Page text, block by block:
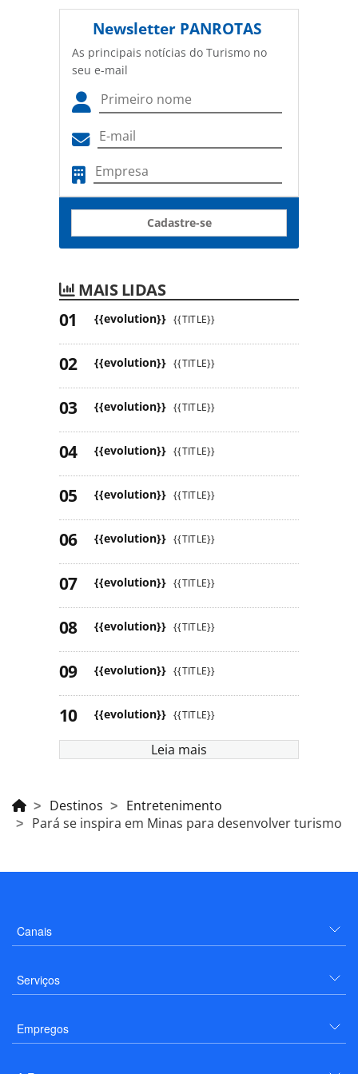
Newsletter PANROTAS
As principais notícias do Turismo no
seu e-mail
Cadastre-se
MAIS LIDAS
{{evolution}} {{TITLE}}
{{evolution}} {{TITLE}}
{{evolution}} {{TITLE}}
{{evolution}} {{TITLE}}
{{evolution}} {{TITLE}}
{{evolution}} {{TITLE}}
{{evolution}} {{TITLE}}
{{evolution}} {{TITLE}}
{{evolution}} {{TITLE}}
{{evolution}} {{TITLE}}
Leia mais
Destinos
Entretenimento
Pará se inspira em Minas para desenvolver turismo
Canais
Serviços
Empregos